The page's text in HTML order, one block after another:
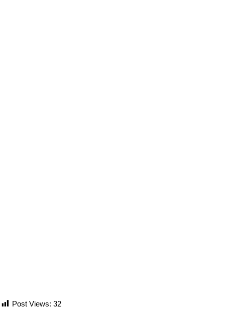
Post Views: 32